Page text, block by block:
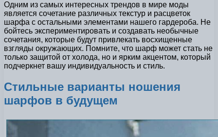
Одним из самых интересных трендов в мире моды
является сочетание различных текстур и расцветок
шарфа с остальными элементами нашего гардероба. Не
бойтесь экспериментировать и создавать необычные
сочетания, которые будут привлекать восхищенные
взгляды окружающих. Помните, что шарф может стать не
только защитой от холода, но и ярким акцентом, который
подчеркнет вашу индивидуальность и стиль.
Стильные варианты ношения
шарфов в будущем